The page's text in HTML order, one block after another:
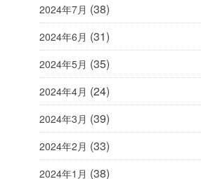
2024年7月 (38)
2024年6月 (31)
2024年5月 (35)
2024年4月 (24)
2024年3月 (39)
2024年2月 (33)
2024年1月 (38)